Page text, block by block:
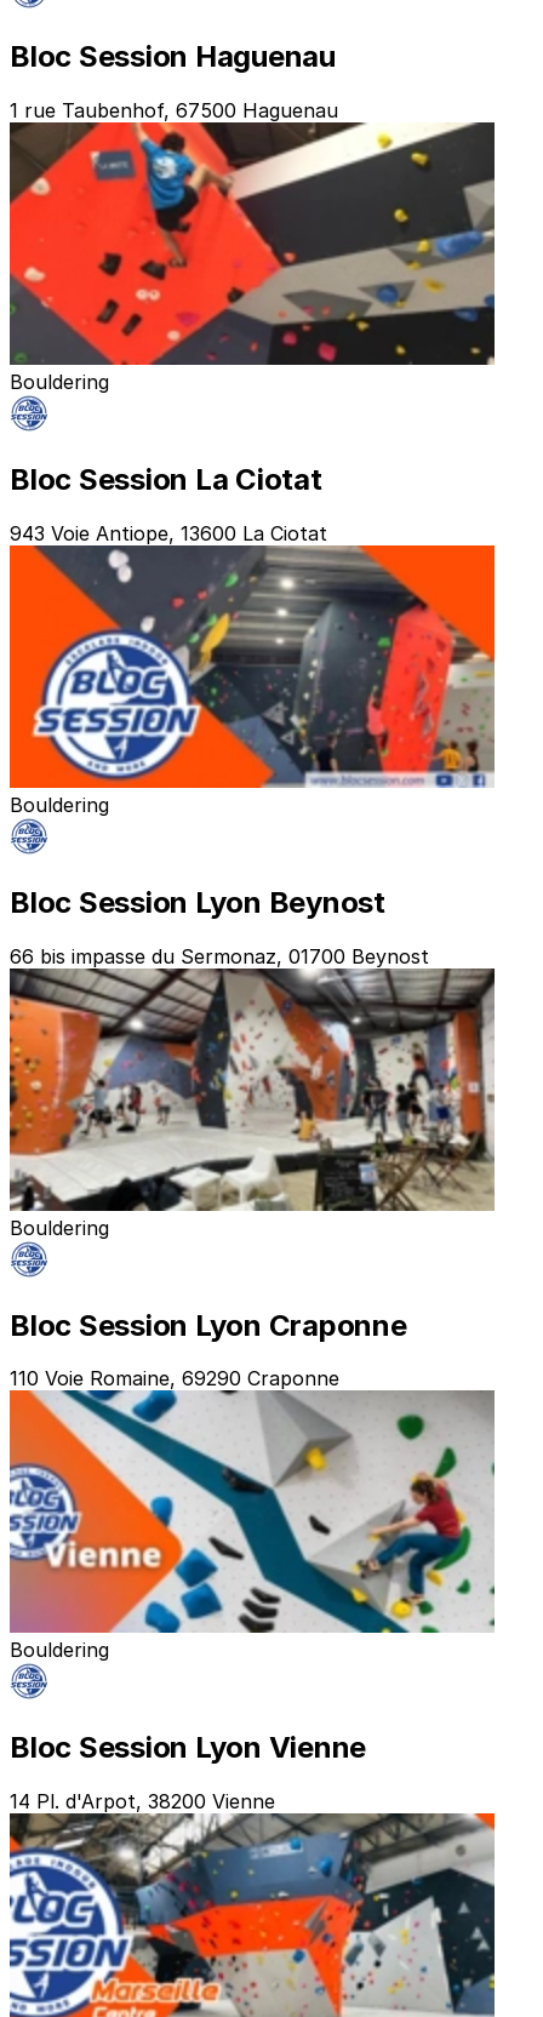
Bloc Session Haguenau
1 rue Taubenhof, 67500 Haguenau
Bouldering
Bloc Session La Ciotat
943 Voie Antiope, 13600 La Ciotat
Bouldering
Bloc Session Lyon Beynost
66 bis impasse du Sermonaz, 01700 Beynost
Bouldering
Bloc Session Lyon Craponne
110 Voie Romaine, 69290 Craponne
Bouldering
Bloc Session Lyon Vienne
14 Pl. d'Arpot, 38200 Vienne